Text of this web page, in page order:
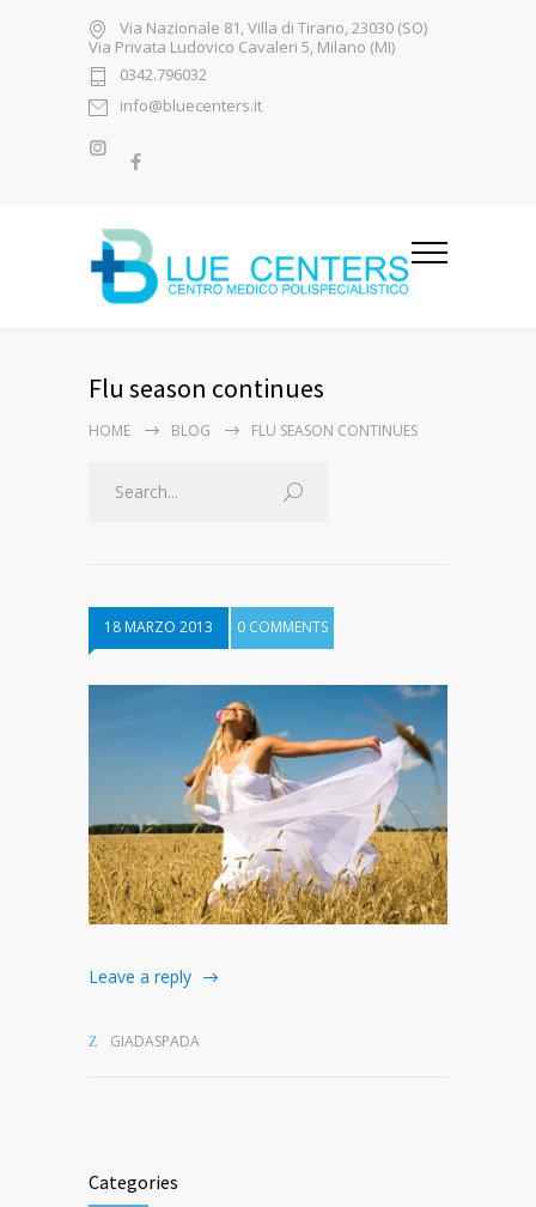
Via Nazionale 81, Villa di Tirano, 23030 (SO)
Via Privata Ludovico Cavaleri 5, Milano (MI)
0342.796032
info@bluecenters.it
Flu season continues
HOME BLOG FLU SEASON CONTINUES
18 MARZO 2013 0 COMMENTS
Leave a reply
GIADASPADA
Categories